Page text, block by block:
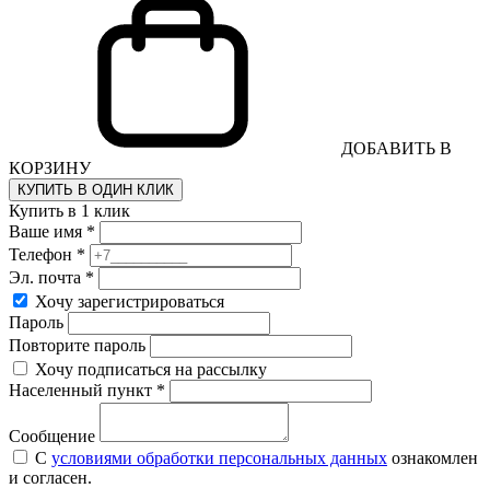
ДОБАВИТЬ В
КОРЗИНУ
КУПИТЬ В ОДИН КЛИК
Купить в 1 клик
Ваше имя *
Телефон *
Эл. почта *
Хочу зарегистрироваться
Пароль
Повторите пароль
Хочу подписаться на рассылку
Населенный пункт *
Сообщение
С условиями обработки персональных данных ознакомлен
и согласен.